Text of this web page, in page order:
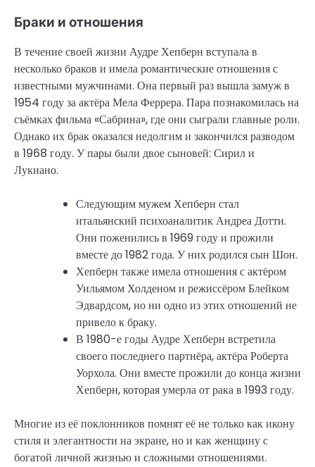
Браки и отношения
В течение своей жизни Аудре Хепберн вступала в
несколько браков и имела романтические отношения с
известными мужчинами. Она первый раз вышла замуж в
1954 году за актёра Мела Феррера. Пара познакомилась на
съёмках фильма «Сабрина», где они сыграли главные роли.
Однако их брак оказался недолгим и закончился разводом
в 1968 году. У пары были двое сыновей: Сирил и
Лукиано.
Следующим мужем Хепберн стал
итальянский психоаналитик Андреа Дотти.
Они поженились в 1969 году и прожили
вместе до 1982 года. У них родился сын Шон.
Хепберн также имела отношения с актёром
Уильямом Холденом и режиссёром Блейком
Эдвардсом, но ни одно из этих отношений не
привело к браку.
В 1980-е годы Аудре Хепберн встретила
своего последнего партнёра, актёра Роберта
Уорхола. Они вместе прожили до конца жизни
Хепберн, которая умерла от рака в 1993 году.
Многие из её поклонников помнят её не только как икону
стиля и элегантности на экране, но и как женщину с
богатой личной жизнью и сложными отношениями.